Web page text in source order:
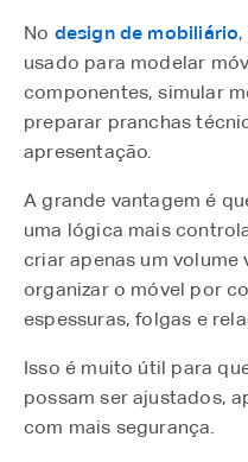
No design de mobiliário
usado para modelar
componentes, simular
preparar pranchas
apresentação.
A grande vantagem é
uma lógica mais
criar apenas um
organizar o móvel por
espessuras, folgas e
Isso é muito útil para
possam ser ajustados,
com mais segurança.